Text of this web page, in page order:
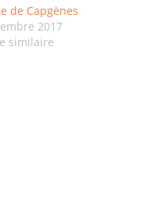
de Capgènes
2017
similaire